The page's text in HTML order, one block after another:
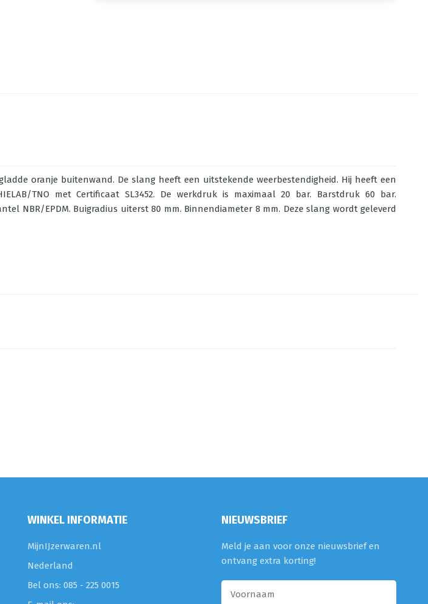
oranje buitenwand. De slang heeft een uitstekende weerbestendigheid. Hij heeft een
TNO met Certificaat SL3452. De werkdruk is maximaal 20 bar. Barstdruk 60 bar.
NBR/EPDM. Buigradius uiterst 80 mm. Binnendiameter 8 mm. Deze slang wordt geleverd
WINKEL INFORMATIE
MijnIJzerwaren.nl
Nederland
Bel ons: 085 - 225 0015
NIEUWSBRIEF
Meld je aan voor onze nieuwsbrief en
ontvang extra korting!